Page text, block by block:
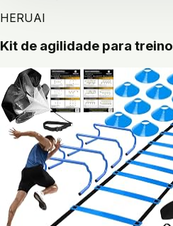
HERUAI
Kit de agilidade para treino